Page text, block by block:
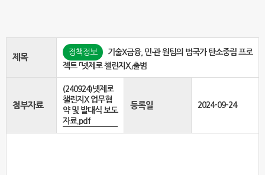
제목
정책정보
기술X금융, 민·관 원팀의 범국가 탄소중립 프로
젝트 「넷제로 챌린지X」출범
첨부자료
(240924)넷제로
챌린지X 업무협
약 및 발대식 보도
자료.pdf
등록일 2024-09-24